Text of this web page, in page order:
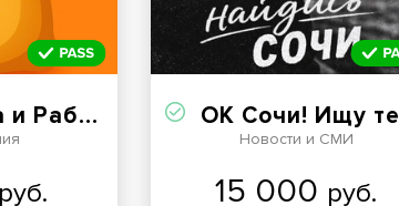
руб.
ОК Сочи! Ищу тебя. Найдись. В Сочи любят
Новости и СМИ
15 000 руб.